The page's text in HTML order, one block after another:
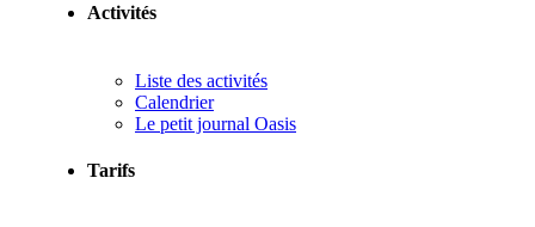
Activités
Liste des activités
Calendrier
Le petit journal Oasis
Tarifs